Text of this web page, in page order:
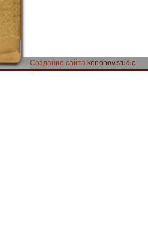
Создание сайта kononov.studio